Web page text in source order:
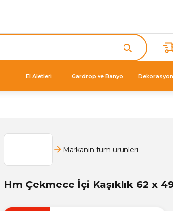
El Aletleri Gardrop ve Banyo Dekorasyon
Markanın tüm ürünleri
Hm Çekmece İçi Kaşıklık 62 x